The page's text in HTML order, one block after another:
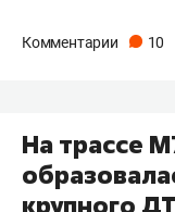
Комментарии 10
На трассе
крупного